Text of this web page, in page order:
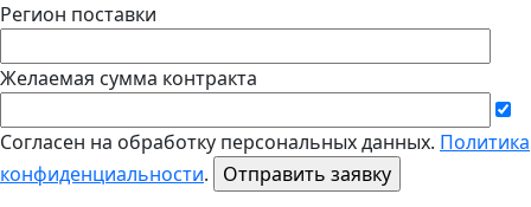
Регион поставки
Желаемая сумма контракта
Согласен на обработку персональных данных. Политика
конфиденциальности.